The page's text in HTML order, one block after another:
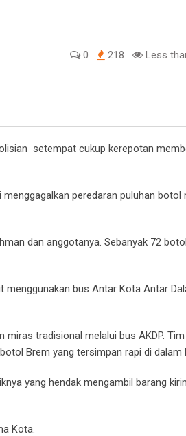
0 218 Less
setempat cukup kerepotan
peredaran puluhan botol
dan anggotanya. Sebanyak 72
bus Antar Kota Antar
tradisional melalui bus AKDP. Tim
Brem yang tersimpan rapi di dalam
yang hendak mengambil barang
Kota.